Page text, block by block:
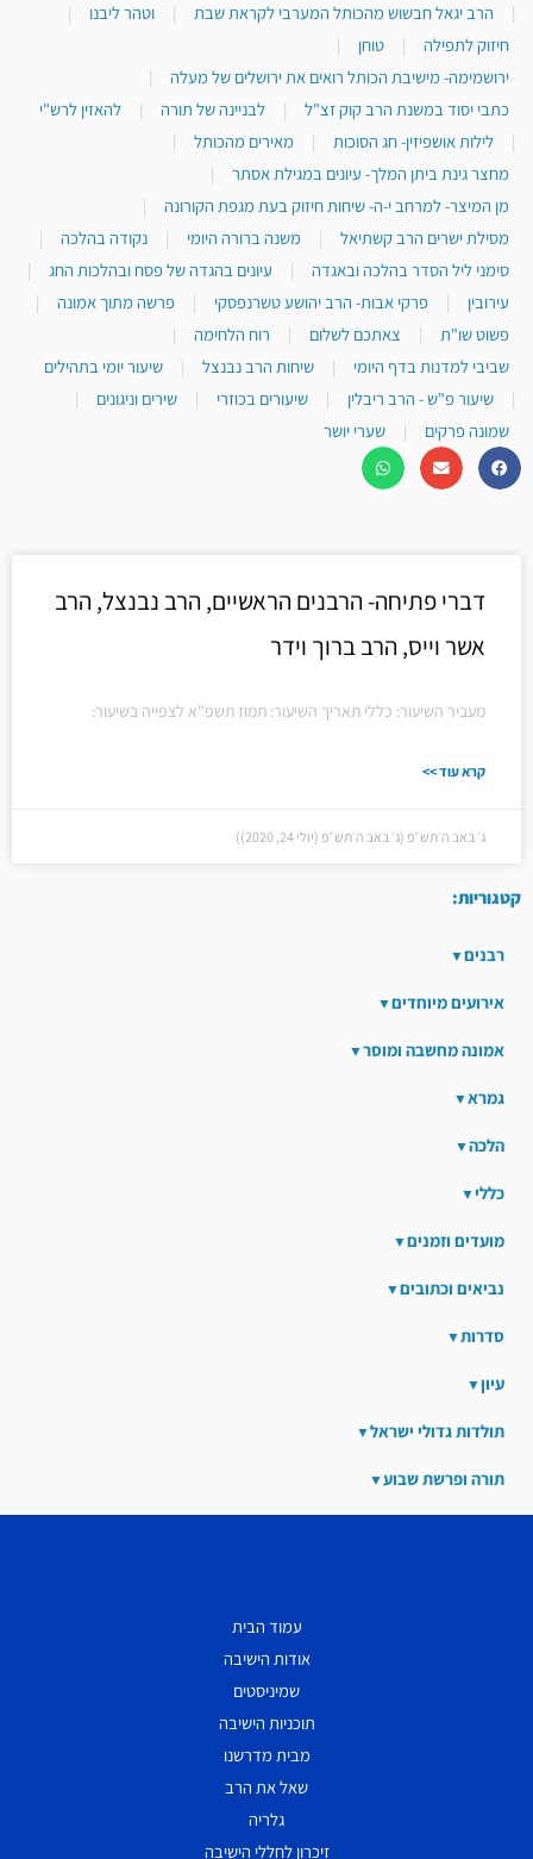
|
הרב יגאל חבשוש מהכותל המערבי לקראת שבת | וטהר ליבנו
|
חיזוק לתפילה
| טוחן
|
ירושמימה- מישיבת הכותל רואים את ירושלים של מעלה
|
כתבי יסוד במשנת הרב קוק זצ"ל
| לבניינה של תורה |
להאזין לרש"י
|
לילות אושפיזין- חג הסוכות | מאירים מהכותל
|
מחצר גינת ביתן המלך- עיונים במגילת אסתר
|
מן המיצר- למרחב י-ה- שיחות חיזוק בעת מגפת הקורונה
|
מסילת ישרים הרב קשתיאל
| משנה ברורה היומי | נקודה בהלכה
|
סימני ליל הסדר בהלכה ובאגדה
| עיונים בהגדה של פסח ובהלכות החג
|
עירובין
| פרקי אבות- הרב יהושע טשרנפסקי | פרשה מתוך אמונה
|
פשוט שו"ת
| צאתכם לשלום | רוח הלחימה
|
שביבי למדנות בדף היומי
| שיחות הרב נבנצל |
שיעור יומי בתהילים
|
שיעור פ"ש - הרב ריבלין | שיעורים בכוזרי | שירים וניגונים
|
שמונה פרקים
| שערי יושר
דברי פתיחה- הרבנים הראשיים, הרב נבנצל, הרב
אשר וייס, הרב ברוך וידר
מעביר השיעור: כללי תאריך השיעור: תמוז תשפ"א לצפייה בשיעור:
קרא עוד >>
ג׳ באב ה׳תש״פ (ג׳ באב ה׳תש״פ (יולי 24, 2020))
קטגוריות:
רבנים
אירועים מיוחדים
אמונה מחשבה ומוסר
גמרא
הלכה
כללי
מועדים וזמנים
נביאים וכתובים
סדרות
עיון
תולדות גדולי ישראל
תורה ופרשת שבוע
עמוד הבית
אודות הישיבה
שמיניסטים
תוכניות הישיבה
מבית מדרשנו
שאל את הרב
גלריה
זיכרון לחללי הישיבה